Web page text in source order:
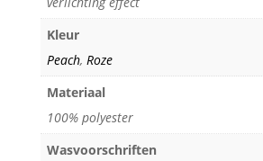
Kleur
Peach, Roze
Materiaal
100% polyester
Wasvoorschriften